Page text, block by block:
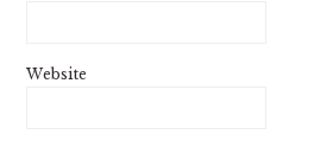
Website